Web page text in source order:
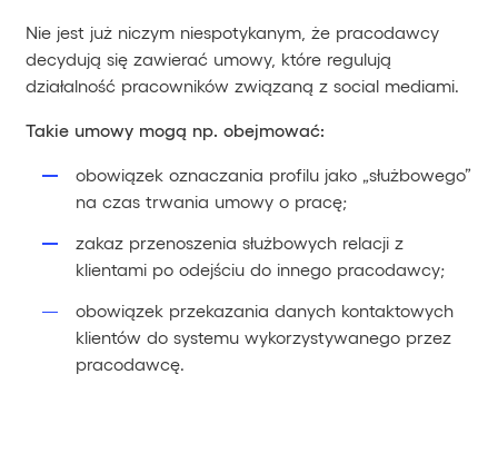
Nie jest już niczym niespotykanym, że pracodawcy
decydują się zawierać umowy, które regulują
działalność pracowników związaną z social mediami.
Takie umowy mogą np. obejmować:
obowiązek oznaczania profilu jako „służbowego”
na czas trwania umowy o pracę;
zakaz przenoszenia służbowych relacji z
klientami po odejściu do innego pracodawcy;
obowiązek przekazania danych kontaktowych
klientów do systemu wykorzystywanego przez
pracodawcę.